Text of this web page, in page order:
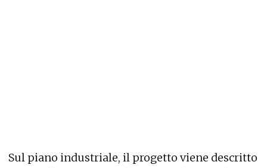
Sul piano industriale, il progetto viene descritto